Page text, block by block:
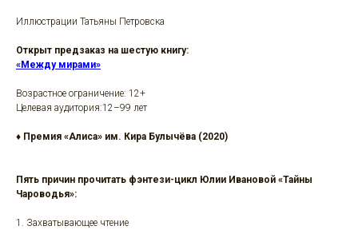
Иллюстрации Татьяны Петровска
Открыт предзаказ на шестую книгу:
«Между мирами»
Возрастное ограничение: 12+
Целевая аудитория:12–99 лет
♦ Премия «Алиса» им. Кира Булычёва (2020)
Пять причин прочитать фэнтези-цикл Юлии Ивановой «Тайны
Чароводья»:
1. Захватывающее чтение